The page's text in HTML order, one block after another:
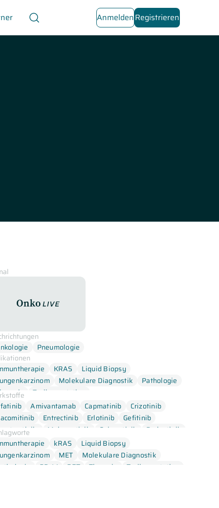
AnmeldenRegistrieren
Pneumologie
OnkoLive
KRAS
Liquid Biopsy
Molekulare Diagnostik
Pathologie
Treibermutation
Amivantamab Capmatinib
Crizotinib
Entrectinib Erlotinib
Gefitinib
Mobocertinib Osimertinib
Pralsetinib
Sotorasib Tepotinib
kRAS
Liquid Biopsy
MET
Molekulare Diagnostik
PD-L1 RET Therapie Treibermutation